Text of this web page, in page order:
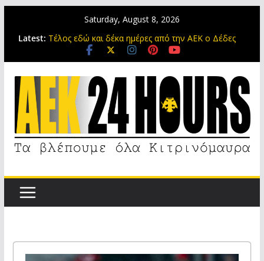
Saturday, August 8, 2026
Latest:
Στη μνήμη του Μιχάλη της ΑΕΚ
Τέλος εδώ και δέκα ημέρες από την ΑΕΚ ο Δέδες
Τελευταίο τεστάρισμα για την ΑΕΚ πριν το Super
Cup
Πειρατές του Ονείρου: Αθάνατος
Original 21: Αύριο στη Νέα Φιλαδέλφεια για τον
αδελφό μας Μιχάλη